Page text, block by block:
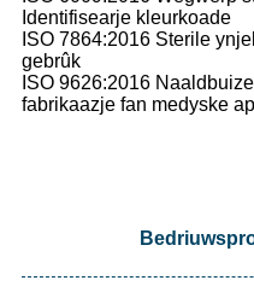
Identifisearje kleurkoade
ISO 7864:2016 Sterile
gebrûk
ISO 9626:2016
fabrikaazje fan medyske